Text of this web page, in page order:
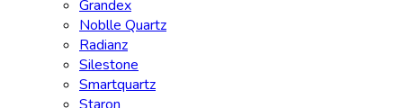
Grandex
Noblle Quartz
Radianz
Silestone
Smartquartz